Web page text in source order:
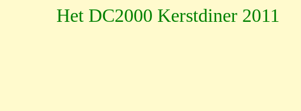
Het DC2000 Kerstdiner 2011